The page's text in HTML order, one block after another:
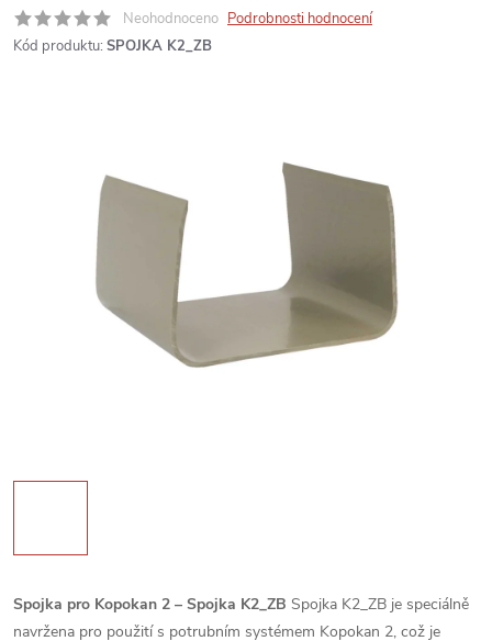
Neohodnoceno Podrobnosti hodnocení
Kód produktu: SPOJKA K2_ZB
Spojka pro Kopokan 2 – Spojka K2_ZB Spojka K2_ZB je speciálně
navržena pro použití s potrubním systémem Kopokan 2, což je